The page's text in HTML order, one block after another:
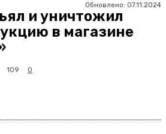
Обновлено: 07.11.2024
и уничтожил
в магазине
109 0